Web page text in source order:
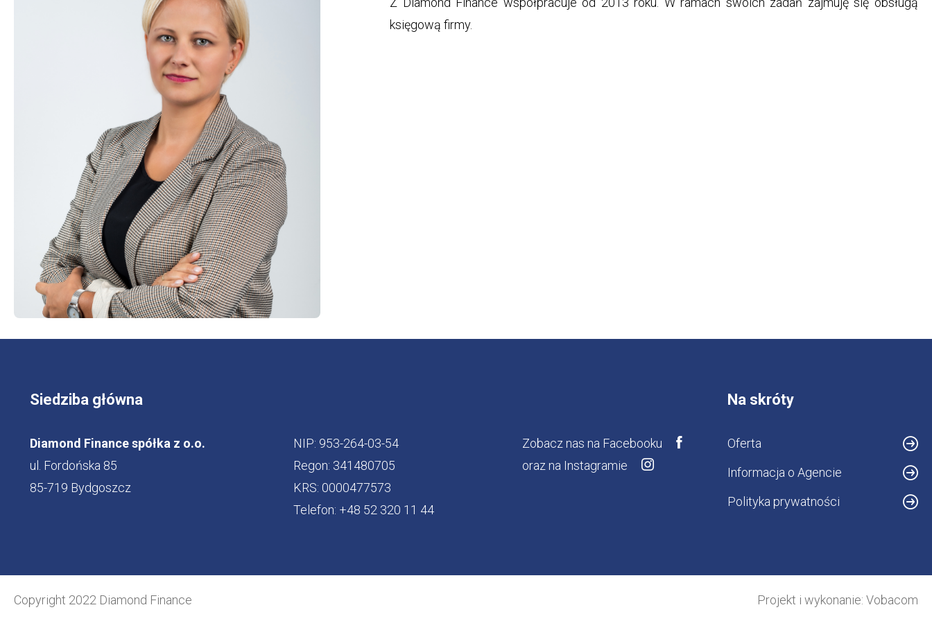
księgową firmy.
Siedziba główna
Diamond Finance spółka z o.o.
ul. Fordońska 85
85-719 Bydgoszcz
NIP: 953-264-03-54
Regon: 341480705
KRS: 0000477573
Telefon: +48 52 320 11 44
Zobacz nas na Facebooku
oraz na Instagramie
Na skróty
Oferta
Informacja o Agencie
Polityka prywatności
Copyright 2022 Diamond Finance Projekt i wykonanie: Vobacom